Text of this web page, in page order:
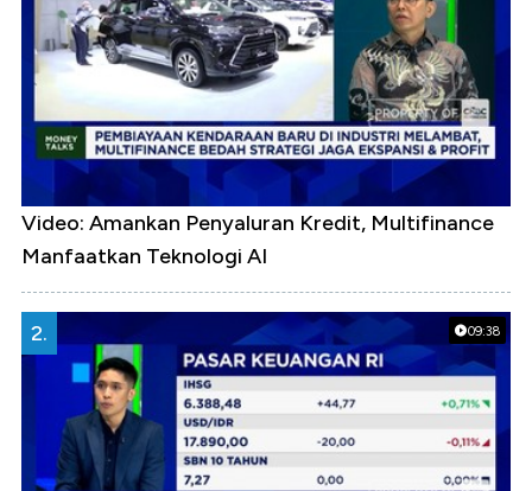
Video: Amankan Penyaluran Kredit, Multifinance
Manfaatkan Teknologi AI
09:38
2.